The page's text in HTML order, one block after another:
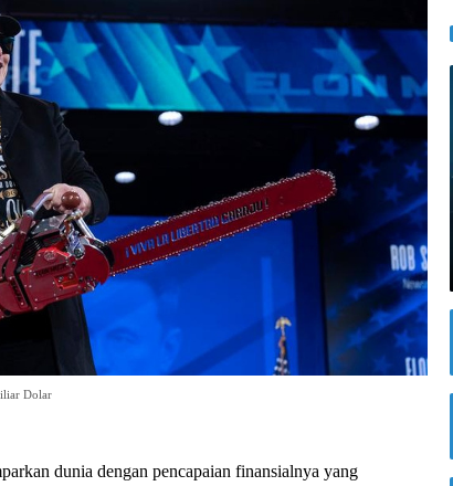
Dolar
dunia dengan pencapaian finansialnya yang